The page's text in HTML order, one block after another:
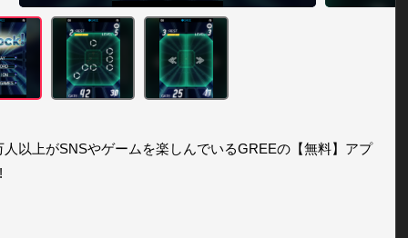
人以上がSNSやゲームを楽しんでいるGREEの【無料】アプ